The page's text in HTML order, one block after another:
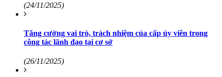
(24/11/2025)
Tăng cường vai trò, trách nhiệm của cấp ủy viên trong
công tác lãnh đạo tại cơ sở
(26/11/2025)